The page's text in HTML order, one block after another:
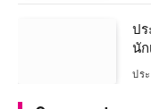
ประ
นัก
โ
ปร